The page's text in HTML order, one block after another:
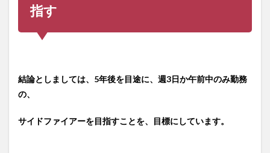
指す
結論としましては、5年後を目途に、週3日か午前中のみ勤務
の、
サイドファイアーを目指すことを、目標にしています。